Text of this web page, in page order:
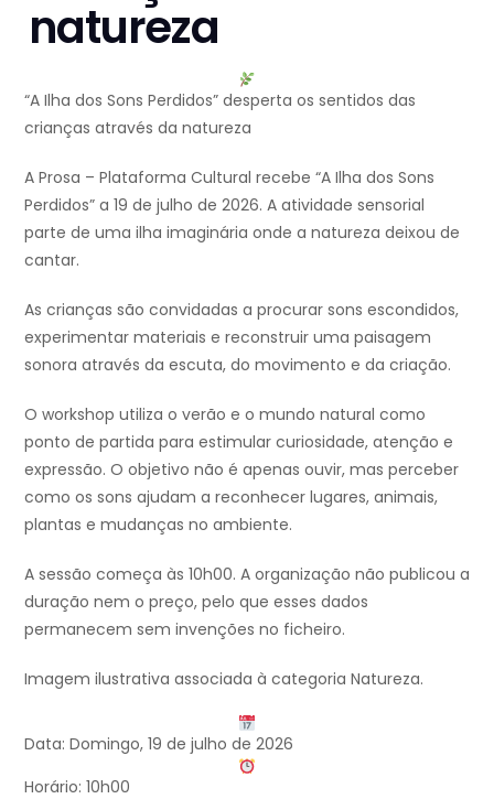
natureza
“A Ilha dos Sons Perdidos” desperta os sentidos das
crianças através da natureza
A Prosa – Plataforma Cultural recebe “A Ilha dos Sons
Perdidos” a 19 de julho de 2026. A atividade sensorial
parte de uma ilha imaginária onde a natureza deixou de
cantar.
As crianças são convidadas a procurar sons escondidos,
experimentar materiais e reconstruir uma paisagem
sonora através da escuta, do movimento e da criação.
O workshop utiliza o verão e o mundo natural como
ponto de partida para estimular curiosidade, atenção e
expressão. O objetivo não é apenas ouvir, mas perceber
como os sons ajudam a reconhecer lugares, animais,
plantas e mudanças no ambiente.
A sessão começa às 10h00. A organização não publicou a
duração nem o preço, pelo que esses dados
permanecem sem invenções no ficheiro.
Imagem ilustrativa associada à categoria Natureza.
Data: Domingo, 19 de julho de 2026
Horário: 10h00